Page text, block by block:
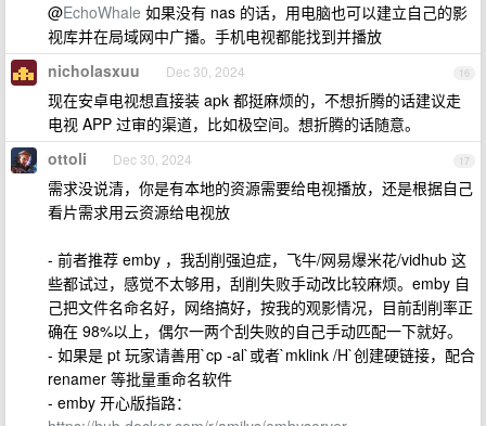
@EchoWhale 如果没有 nas 的话，用电脑也可以建立自己的影
视库并在局域网中广播。手机电视都能找到并播放
16
nicholasxuu Dec 30, 2024
现在安卓电视想直接装 apk 都挺麻烦的，不想折腾的话建议走
电视 APP 过审的渠道，比如极空间。想折腾的话随意。
17
ottoli Dec 30, 2024
需求没说清，你是有本地的资源需要给电视播放，还是根据自己
看片需求用云资源给电视放
- 前者推荐 emby ，我刮削强迫症，飞牛/网易爆米花/vidhub 这
些都试过，感觉不太够用，刮削失败手动改比较麻烦。emby 自
己把文件名命名好，网络搞好，按我的观影情况，目前刮削率正
确在 98%以上，偶尔一两个刮失败的自己手动匹配一下就好。
- 如果是 pt 玩家请善用`cp -al`或者`mklink /H`创建硬链接，配合
renamer 等批量重命名软件
- emby 开心版指路：